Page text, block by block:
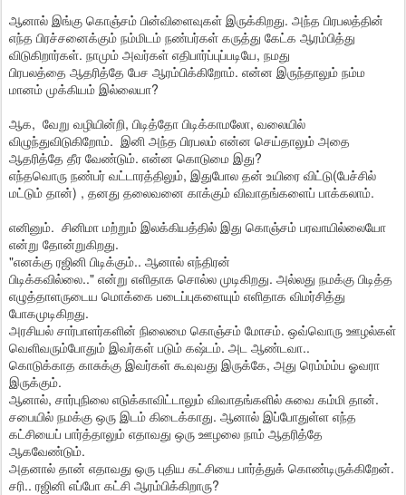
ஆனால் இங்கு கொஞ்சம் பின்விளைவுகள் இருக்கிறது. அந்த பிரபலத்தின்
எந்த பிரச்சனைக்கும் நம்மிடம் நண்பர்கள் கருத்து கேட்க ஆரம்பித்து
விடுகிறார்கள். நாமும் அவர்கள் எதிபார்ப்புப்படியே, நமது
பிரபலத்தை ஆதரித்தே பேச ஆரம்பிக்கிறோம். என்ன இருந்தாலும் நம்ம
மானம் முக்கியம் இல்லையா?
ஆக, வேறு வழியின்றி, பிடித்தோ பிடிக்காமலோ, வலையில்
விழுந்துவிடுகிறோம். இனி அந்த பிரபலம் என்ன செய்தாலும் அதை
ஆதரித்தே தீர வேண்டும். என்ன கொடுமை இது?
எந்தவொரு நண்பர் வட்டாரத்திலும், இதுபோல தன் உயிரை விட்டு(பேச்சில்
மட்டும் தான்) , தனது தலைவனை காக்கும் விவாதங்களைப் பாக்கலாம்.
எனினும். சினிமா மற்றும் இலக்கியத்தில் இது கொஞ்சம் பரவாயில்லையோ
என்று தோன்றுகிறது.
"எனக்கு ரஜினி பிடிக்கும்.. ஆனால் எந்திரன்
பிடிக்கவில்லை.." என்று எளிதாக சொல்ல முடிகிறது. அல்லது நமக்கு பிடித்த
எழுத்தாளருடைய மொக்கை படைப்புகளையும் எளிதாக விமர்சித்து
போகமுடிகிறது.
அரசியல் சார்பாளர்களின் நிலைமை கொஞ்சம் மோசம். ஒவ்வொரு ஊழல்கள்
வெளிவரும்போதும் இவர்கள் படும் கஷ்டம். அட ஆண்டவா..
கொடுக்காத காசுக்கு இவர்கள் கூவுவது இருக்கே, அது ரெம்ம்ம்ப ஓவரா
இருக்கும்.
ஆனால், சார்புநிலை எடுக்காவிட்டாலும் விவாதங்களில் சுவை கம்மி தான்.
சபையில் நமக்கு ஒரு இடம் கிடைக்காது. ஆனால் இப்போதுள்ள எந்த
கட்சியைப் பார்த்தாலும் எதாவது ஒரு ஊழலை நாம் ஆதரித்தே
ஆகவேண்டும்.
அதனால் தான் எதாவது ஒரு புதிய கட்சியை பார்த்துக் கொண்டிருக்கிறேன்.
சரி.. ரஜினி எப்போ கட்சி ஆரம்பிக்கிறாரு?